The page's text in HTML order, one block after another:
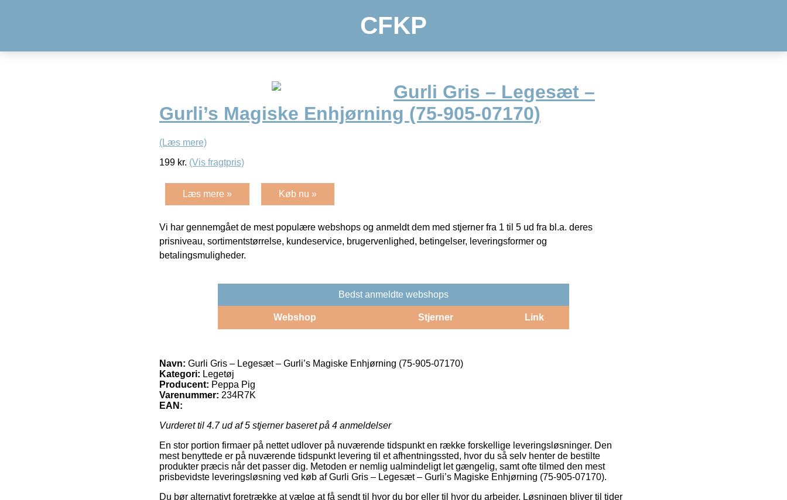
CFKP
Gurli Gris – Legesæt –
Gurli’s Magiske Enhjørning (75-905-07170)
(Læs mere)
199 kr. (Vis fragtpris)
Læs mere » Køb nu »
Vi har gennemgået de mest populære webshops og anmeldt dem med stjerner fra 1 til 5 ud fra bl.a. deres
prisniveau, sortimentstørrelse, kundeservice, brugervenlighed, betingelser, leveringsformer og
betalingsmuligheder.
Bedst anmeldte webshops
Webshop Stjerner Link
Navn: Gurli Gris – Legesæt – Gurli’s Magiske Enhjørning (75-905-07170)
Kategori: Legetøj
Producent: Peppa Pig
Varenummer: 234R7K
EAN:
Vurderet til 4.7ud af 5 stjerner baseret på 4 anmeldelser
En stor portion firmaer på nettet udlover på nuværende tidspunkt en række forskellige leveringsløsninger. Den
mest benyttede er på nuværende tidspunkt levering til et afhentningssted, hvor du så selv henter de bestilte
produkter præcis når det passer dig. Metoden er nemlig ualmindeligt let gængelig, samt ofte tilmed den mest
prisbevidste leveringsløsning ved køb af Gurli Gris – Legesæt – Gurli’s Magiske Enhjørning (75-905-07170).
Du bør alternativt foretrække at vælge at få sendt til hvor du bor eller til hvor du arbejder. Løsningen bliver til tider